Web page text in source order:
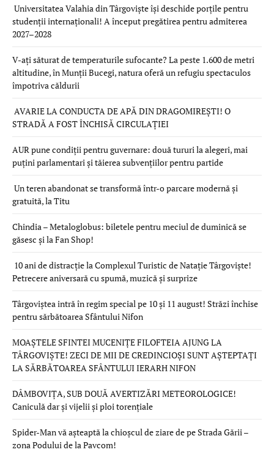
Universitatea Valahia din Târgoviște își deschide porțile pentru
studenții internaționali! A început pregătirea pentru admiterea
2027–2028
V-ați săturat de temperaturile sufocante? La peste 1.600 de metri
altitudine, în Munții Bucegi, natura oferă un refugiu spectaculos
împotriva căldurii
AVARIE LA CONDUCTA DE APĂ DIN DRAGOMIREȘTI! O
STRADĂ A FOST ÎNCHISĂ CIRCULAȚIEI
AUR pune condiții pentru guvernare: două tururi la alegeri, mai
puțini parlamentari și tăierea subvențiilor pentru partide
Un teren abandonat se transformă într-o parcare modernă și
gratuită, la Titu
Chindia – Metaloglobus: biletele pentru meciul de duminică se
găsesc și la Fan Shop!
10 ani de distracție la Complexul Turistic de Natație Târgoviște!
Petrecere aniversară cu spumă, muzică și surprize
Târgoviștea intră în regim special pe 10 și 11 august! Străzi închise
pentru sărbătoarea Sfântului Nifon
MOAȘTELE SFINTEI MUCENIȚE FILOFTEIA AJUNG LA
TÂRGOVIȘTE! ZECI DE MII DE CREDINCIOȘI SUNT AȘTEPTAȚI
LA SĂRBĂTOAREA SFÂNTULUI IERARH NIFON
DÂMBOVIȚA, SUB DOUĂ AVERTIZĂRI METEOROLOGICE!
Caniculă dar și vijelii și ploi torențiale
Spider-Man vă așteaptă la chioșcul de ziare de pe Strada Gării –
zona Podului de la Pavcom!